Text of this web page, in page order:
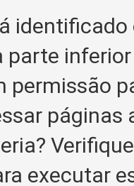
parte
permissão
páginas
executar